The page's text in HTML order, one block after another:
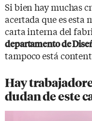
Si bien hay muchas
acertada que es esta
carta interna del
departamento de
tampoco está
Hay
dudan de este